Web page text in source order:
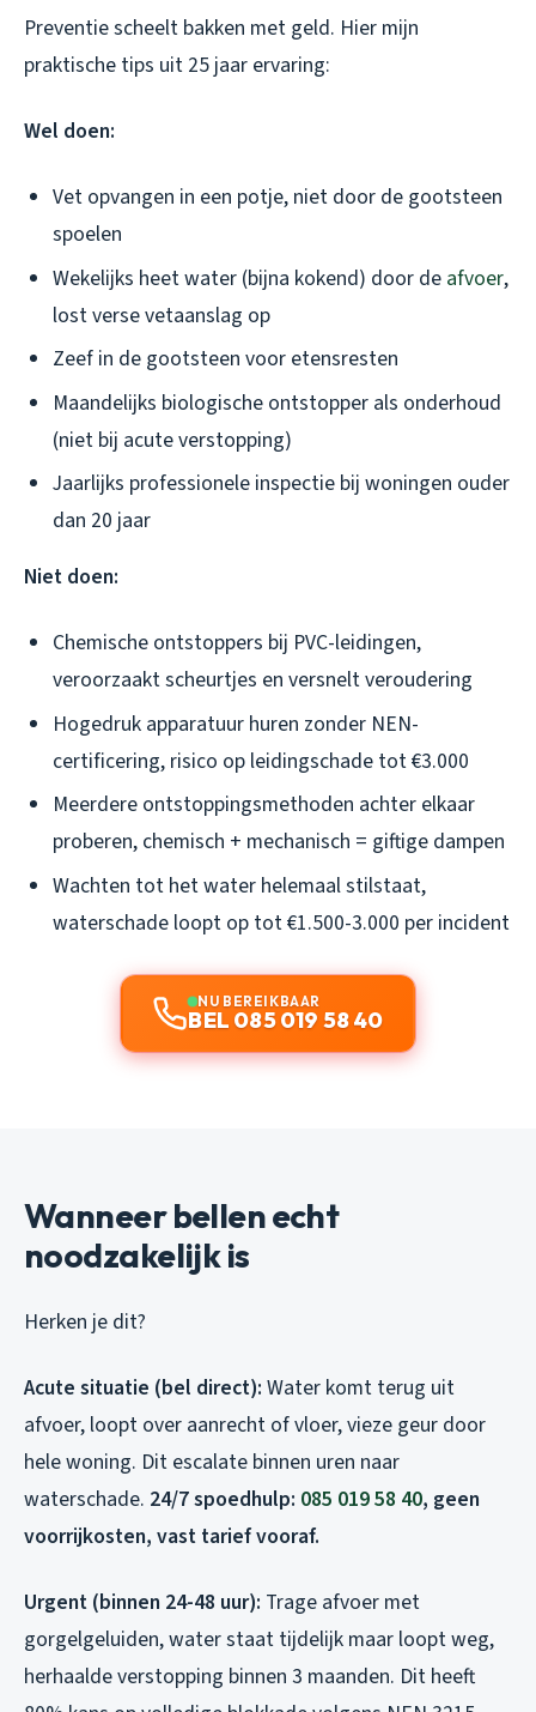
Preventie scheelt bakken met geld. Hier mijn
praktische tips uit 25 jaar ervaring:
Wel doen:
Vet opvangen in een potje, niet door de gootsteen
spoelen
Wekelijks heet water (bijna kokend) door de afvoer,
lost verse vetaanslag op
Zeef in de gootsteen voor etensresten
Maandelijks biologische ontstopper als onderhoud
(niet bij acute verstopping)
Jaarlijks professionele inspectie bij woningen ouder
dan 20 jaar
Niet doen:
Chemische ontstoppers bij PVC-leidingen,
veroorzaakt scheurtjes en versnelt veroudering
Hogedruk apparatuur huren zonder NEN-
certificering, risico op leidingschade tot €3.000
Meerdere ontstoppingsmethoden achter elkaar
proberen, chemisch + mechanisch = giftige dampen
Wachten tot het water helemaal stilstaat,
waterschade loopt op tot €1.500-3.000 per incident
NU BEREIKBAAR
BEL 085 019 58 40
Wanneer bellen echt
noodzakelijk is
Herken je dit?
Acute situatie (bel direct): Water komt terug uit
afvoer, loopt over aanrecht of vloer, vieze geur door
hele woning. Dit escalate binnen uren naar
waterschade. 24/7 spoedhulp: 085 019 58 40, geen
voorrijkosten, vast tarief vooraf.
Urgent (binnen 24-48 uur): Trage afvoer met
gorgelgeluiden, water staat tijdelijk maar loopt weg,
herhaalde verstopping binnen 3 maanden. Dit heeft